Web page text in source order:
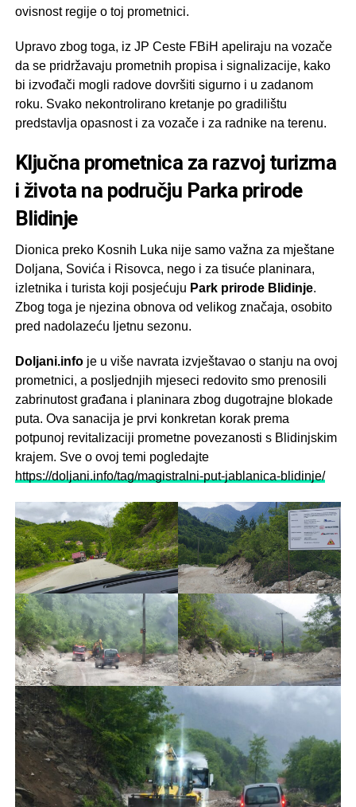
ovisnost regije o toj prometnici.
Upravo zbog toga, iz JP Ceste FBiH apeliraju na vozače
da se pridržavaju prometnih propisa i signalizacije, kako
bi izvođači mogli radove dovršiti sigurno i u zadanom
roku. Svako nekontrolirano kretanje po gradilištu
predstavlja opasnost i za vozače i za radnike na terenu.
Ključna prometnica za razvoj turizma
i života na području Parka prirode
Blidinje
Dionica preko Kosnih Luka nije samo važna za mještane
Doljana, Sovića i Risovca, nego i za tisuće planinara,
izletnika i turista koji posjećuju Park prirode Blidinje.
Zbog toga je njezina obnova od velikog značaja, osobito
pred nadolazeću ljetnu sezonu.
Doljani.infoje u više navrata izvještavao o stanju na ovoj
prometnici, a posljednjih mjeseci redovito smo prenosili
zabrinutost građana i planinara zbog dugotrajne blokade
puta. Ova sanacija je prvi konkretan korak prema
potpunoj revitalizaciji prometne povezanosti s Blidinjskim
krajem. Sve o ovoj temi pogledajte
https://doljani.info/tag/magistralni-put-jablanica-blidinje/